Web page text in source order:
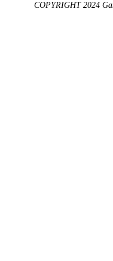
COPYRIGHT 2024